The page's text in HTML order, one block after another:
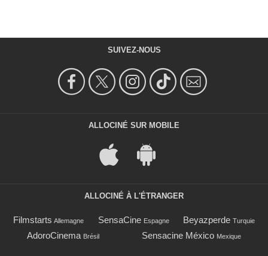
SUIVEZ-NOUS
ALLOCINÉ SUR MOBILE
ALLOCINÉ À L'ÉTRANGER
Filmstarts Allemagne SensaCine Espagne Beyazperde Turquie
AdoroCinema Brésil Sensacine México Mexique